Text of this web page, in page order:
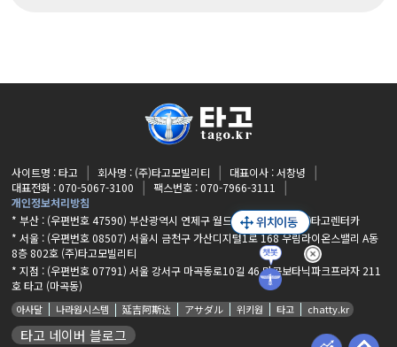
사이트명 : 타고 회사명 : (주)타고모빌리티
대표이사 : 서창녕
대표전화 : 070-5067-3100
팩스번호 : 070-7966-3111
개인정보처리방침
* 부산 : (우편번호 47590) 부산광역시 연제구 월드컵대로 34, 3층 ㈜타고렌터카
* 서울 : (우편번호 08507) 서울시 금천구 가산디지털1로 168 우림라이온스밸리 A동
8층 802호 (주)타고모빌리티
* 지점 : (우편번호 07791) 서울 강서구 마곡동로10길 46 마곡보타닉파크프라자 211
호 타고 (마곡동)
아사달 나라원시스템 延吉阿斯达 アサダル 위키원 타고 chatty.kr
타고 네이버 블로그